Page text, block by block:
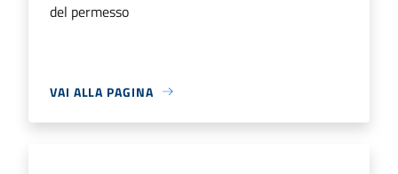
del permesso
VAI ALLA PAGINA